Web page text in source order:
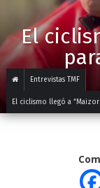
El
Entrevistas TMF
El ciclismo llegó a